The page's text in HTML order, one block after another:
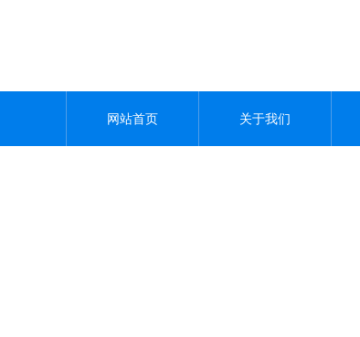
网站首页 关于我们